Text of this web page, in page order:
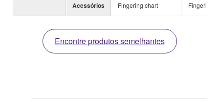
Acessórios Fingering chart Fingering
Encontre produtos semelhantes